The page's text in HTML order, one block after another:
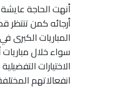
أنهت الحاجة
أرجائه كمن تنتظر
المباريات
سواء خلال
الاختيارات
انفعالاتهم